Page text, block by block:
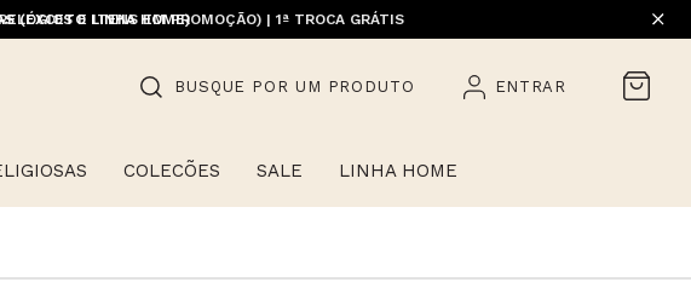
E ITENS EM PROMOÇÃO) | 1ª TROCA GRÁTIS
(EXCETO LINHA HOME)
BUSQUE POR UM PRODUTO ENTRAR
COLECÕES SALE LINHA HOME